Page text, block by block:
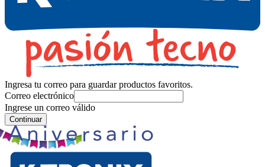
Ingresa tu correo para guardar productos favoritos.
Correo electrónico
Ingrese un correo válido
Continuar